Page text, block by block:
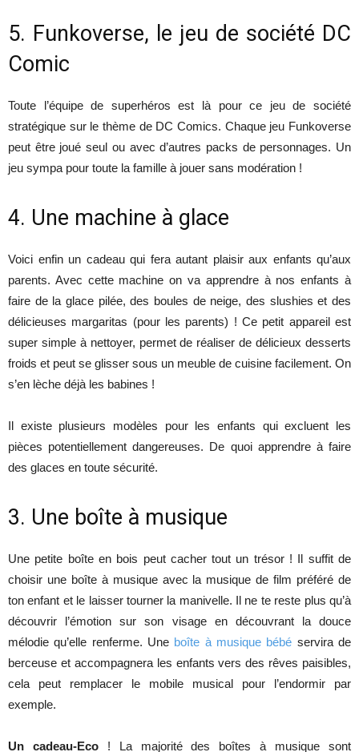
5. Funkoverse, le jeu de société DC
Comic
Toute l’équipe de superhéros est là pour ce jeu de société
stratégique sur le thème de DC Comics. Chaque jeu Funkoverse
peut être joué seul ou avec d’autres packs de personnages. Un
jeu sympa pour toute la famille à jouer sans modération !
4. Une machine à glace
Voici enfin un cadeau qui fera autant plaisir aux enfants qu’aux
parents. Avec cette machine on va apprendre à nos enfants à
faire de la glace pilée, des boules de neige, des slushies et des
délicieuses margaritas (pour les parents) ! Ce petit appareil est
super simple à nettoyer, permet de réaliser de délicieux desserts
froids et peut se glisser sous un meuble de cuisine facilement. On
s’en lèche déjà les babines !
Il existe plusieurs modèles pour les enfants qui excluent les
pièces potentiellement dangereuses. De quoi apprendre à faire
des glaces en toute sécurité.
3. Une boîte à musique
Une petite boîte en bois peut cacher tout un trésor ! Il suffit de
choisir une boîte à musique avec la musique de film préféré de
ton enfant et le laisser tourner la manivelle. Il ne te reste plus qu’à
découvrir l’émotion sur son visage en découvrant la douce
mélodie qu’elle renferme. Une boîte à musique bébé servira de
berceuse et accompagnera les enfants vers des rêves paisibles,
cela peut remplacer le mobile musical pour l’endormir par
exemple.
Un cadeau-Eco! La majorité des boîtes à musique sont